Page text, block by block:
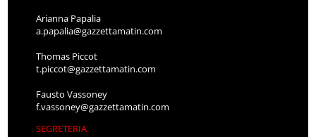
Arianna Papalia
a.papalia@gazzettamatin.com
Thomas Piccot
t.piccot@gazzettamatin.com
Fausto Vassoney
f.vassoney@gazzettamatin.com
SEGRETERIA